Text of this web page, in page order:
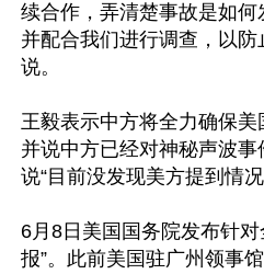
续合作，弄清楚事故是如何
并配合我们进行调查，以防
说。
王毅表示中方将全力确保美
并说中方已经对神秘声波
说“目前没发现美方提到情
6月8日美国国务院发布针
报”。此前美国驻广州领事